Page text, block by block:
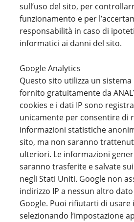
sull’uso del sito, per
funzionamento e per
responsabilità in caso di
informatici ai danni del sito.
Google Analytics
Questo sito utilizza un
fornito gratuitamente da
cookies e i dati IP sono
unicamente per consentire di
informazioni statistiche
sito, ma non saranno
ulteriori. Le informazioni
saranno trasferite e salvate
negli Stati Uniti. Google non
indirizzo IP a nessun altro
Google. Puoi rifiutarti di usare
selezionando l’impostazione